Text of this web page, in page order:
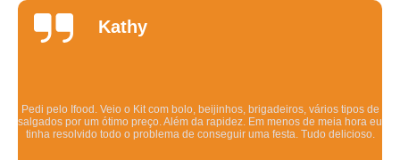
Quintela
Os salgadinhos são maravilhosos. Dizem pra esquentar no forno mas eu
esquento no microondas pra ser rápido e mesmo assim ficam deliciosos.
Todo mundo q comeu gostou.